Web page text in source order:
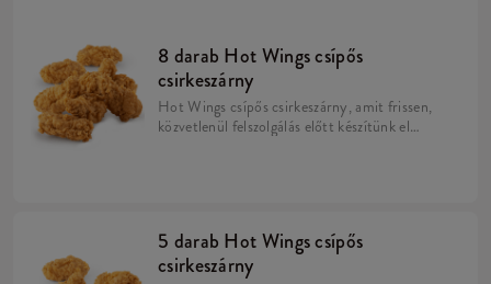
8 darab Hot Wings csípős
csirkeszárny
Hot Wings csípős csirkeszárny, amit frissen,
közvetlenül felszolgálás előtt készítünk el
5 darab Hot Wings csípős
csirkeszárny